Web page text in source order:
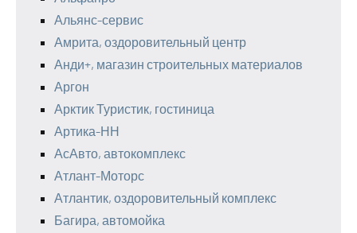
Альянс-сервис
Амрита, оздоровительный центр
Анди+, магазин строительных материалов
Аргон
Арктик Туристик, гостиница
Артика-НН
АсАвто, автокомплекс
Атлант-Моторс
Атлантик, оздоровительный комплекс
Багира, автомойка